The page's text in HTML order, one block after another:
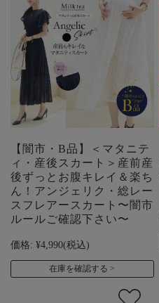
【闇市・B品】＜マタニテ
ィ・産後スカート＞産前産
後ずっとお腹キレイ＆楽ち
ん！アンジェリク・総レー
スフレアースカート〜闇市
ルールご確認下さい〜
価格: ¥4,990(税込)
在庫を確認する